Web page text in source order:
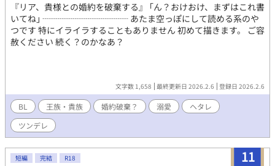
『リア、貴様との婚約を破棄する』 ｢ん？おけおけ、まずはこれ書
いてね｣ ┈┈┈┈┈┈┈┈┈┈ あたま空っぽにして読める系のや
つです 特にイライラすることもありません 初めて描きます。 ご容
赦ください 続く？のかなあ？
文字数 1,658 最終更新日 2026.2.6 登録日 2026.2.6
BL 王族・貴族 婚約破棄？ 溺愛
ヘタレ
ツンデレ
11
短編 完結 R18